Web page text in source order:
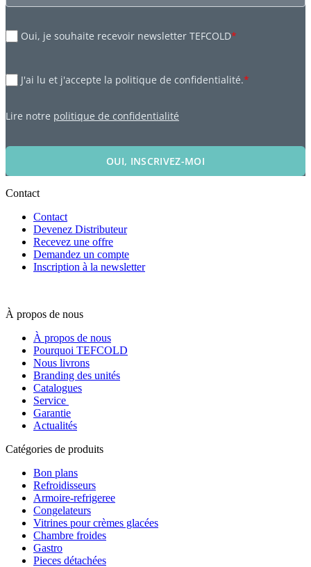
Oui, je souhaite recevoir newsletter TEFCOLD*
J'ai lu et j'accepte la politique de confidentialité.*
Lire notre politique de confidentialité
OUI, INSCRIVEZ-MOI
Contact
Contact
Devenez Distributeur
Recevez une offre
Demandez un compte
Inscription à la newsletter
À propos de nous
À propos de nous
Pourquoi TEFCOLD
Nous livrons
Branding des unités
Catalogues
Service
Garantie
Actualités
Catégories de produits
Bon plans
Refroidisseurs
Armoire-refrigeree
Congelateurs
Vitrines pour crèmes glacées
Chambre froides
Gastro
Pieces détachées